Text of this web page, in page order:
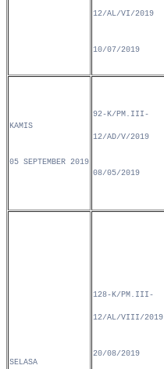
12/AL/VI/2019
10/07/2019
KAMIS
05 SEPTEMBER 2019
92-K/PM.III-
12/AD/V/2019
08/05/2019
SELASA
128-K/PM.III-
12/AL/VIII/2019
20/08/2019